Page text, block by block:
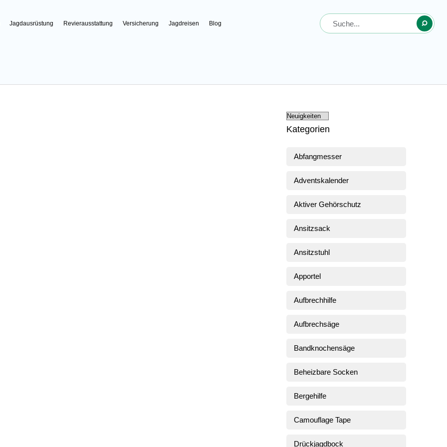
Jagdausrüstung Revierausstattung Versicherung Jagdreisen Blog
Kategorien
Abfangmesser
Adventskalender
Aktiver Gehörschutz
Ansitzsack
Ansitzstuhl
Apportel
Aufbrechhilfe
Aufbrechsäge
Bandknochensäge
Beheizbare Socken
Bergehilfe
Camouflage Tape
Drückjagdbock